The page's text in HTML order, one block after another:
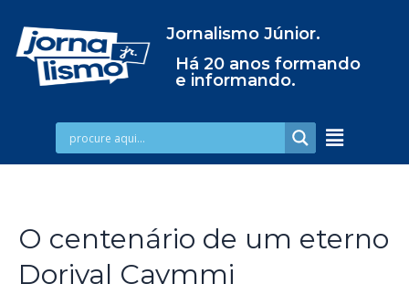
Jornalismo Júnior.
Há 20 anos formando
e informando.
O centenário de um eterno
Dorival Caymmi